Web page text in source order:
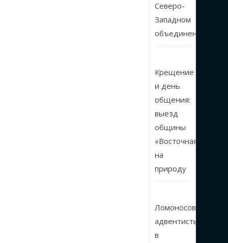
Северо-
Западном
объединении
Крещение
и день
общения:
выезд
общины
«Восточная»
на
природу
Ломоносовские
адвентисты
в